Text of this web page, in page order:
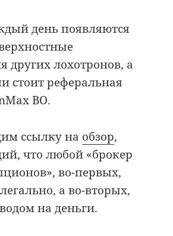
день появляются
других лохотронов, а
стоит реферальная
BO.
ссылку на обзор,
что любой «брокер
во-первых,
а во-вторых,
на деньги.